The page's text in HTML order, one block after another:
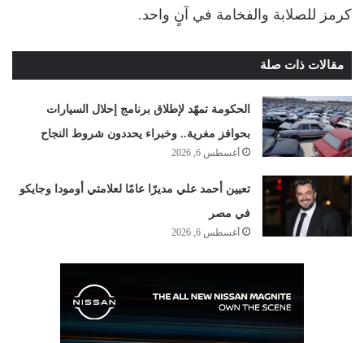
كرمز للصلابة والفخامة في آنٍ واحد.
مقالات ذات صلة
الحكومة تمهّد لإطلاق برنامج إحلال السيارات
بحوافز مغرية.. وخبراء يحددون شروط النجاح
أغسطس 6, 2026
تعيين أحمد علي مديرًا عامًا لعلامتي أومودا وجايكو
في مصر
أغسطس 6, 2026